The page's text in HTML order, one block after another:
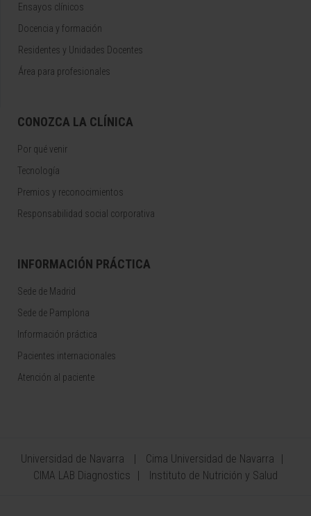
Ensayos clínicos
Docencia y formación
Residentes y Unidades Docentes
Área para profesionales
CONOZCA LA CLÍNICA
Por qué venir
Tecnología
Premios y reconocimientos
Responsabilidad social corporativa
INFORMACIÓN PRÁCTICA
Sede de Madrid
Sede de Pamplona
Información práctica
Pacientes internacionales
Atención al paciente
Universidad de Navarra
Cima Universidad de Navarra
CIMA LAB Diagnostics
Instituto de Nutrición y Salud